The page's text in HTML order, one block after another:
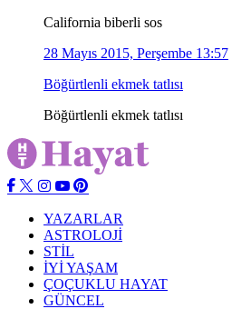
California biberli sos
28 Mayıs 2015, Perşembe 13:57
Böğürtlenli ekmek tatlısı
Böğürtlenli ekmek tatlısı
YAZARLAR
ASTROLOJİ
STİL
İYİ YAŞAM
ÇOÇUKLU HAYAT
GÜNCEL